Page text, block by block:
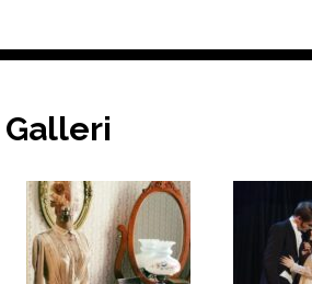
Galleri